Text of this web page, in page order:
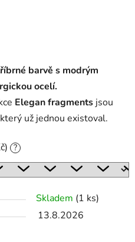
barvě s modrým
ocelí.
Elegan fragments jsou
už jednou existoval.
?
Skladem (1 ks)
13.8.2026